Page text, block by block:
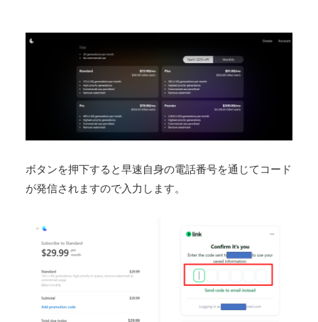
ボタンを押下すると早速自身の電話番号を通じてコード
が発信されますので入力します。